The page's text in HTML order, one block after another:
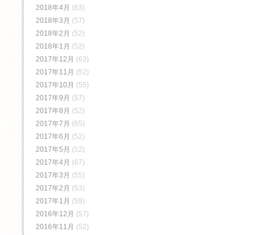
2018年4月 (63)
2018年3月 (57)
2018年2月 (52)
2018年1月 (52)
2017年12月 (63)
2017年11月 (52)
2017年10月 (55)
2017年9月 (57)
2017年8月 (52)
2017年7月 (65)
2017年6月 (52)
2017年5月 (52)
2017年4月 (67)
2017年3月 (55)
2017年2月 (53)
2017年1月 (59)
2016年12月 (57)
2016年11月 (52)